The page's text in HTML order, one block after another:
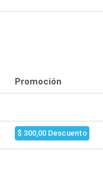
Promoción
$ 300,00 Descuento